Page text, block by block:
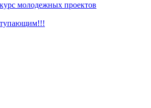
молодежных проектов